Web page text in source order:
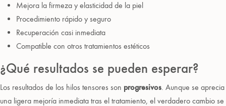
Mejora la firmeza y elasticidad de la piel
Procedimiento rápido y seguro
Recuperación casi inmediata
Compatible con otros tratamientos estéticos
¿Qué resultados se pueden esperar?
Los resultados de los hilos tensores son progresivos. Aunque se aprecia
una ligera mejoría inmediata tras el tratamiento, el verdadero cambio se